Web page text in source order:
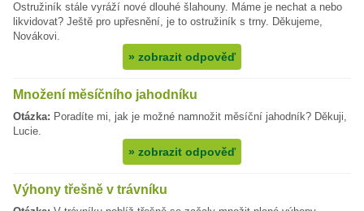
Ostružiník stále vyráží nové dlouhé šlahouny. Máme je nechat a nebo
likvidovat? Ještě pro upřesnění, je to ostružiník s trny. Děkujeme,
Novákovi.
» zobrazit odpověď
Množení měsíčního jahodníku
Otázka: Poradíte mi, jak je možné namnožit měsíční jahodník? Děkuji,
Lucie.
» zobrazit odpověď
Výhony třešně v trávníku